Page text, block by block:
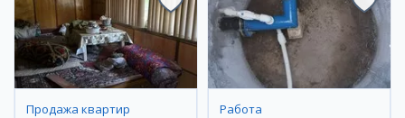
Продажа квартир Работа